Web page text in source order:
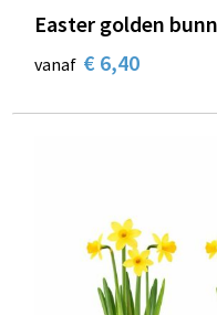
Easter golden
vanaf € 6,40